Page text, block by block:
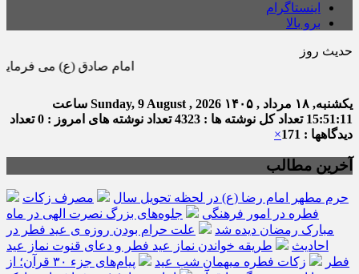
اینستاگرام
برو بالا
حدیث روز
امام صادق (ع) می فرماید : هر
یکشنبه, ۱۸ مرداد , ۱۴۰۵ Sunday, 9 August , 2026 ساعت
15:51:12 تعداد کل نوشته ها : 4323 تعداد نوشته های امروز : 0
تعداد
دیدگاهها : 171
×
آخرین مطالب
حرم مطهر امام رضا (ع) در لحظه تحویل سال
مصرف زکات
فطره در امور فرهنگی
جلوه‌های بزرگ نصرت الهی در ماه
مبارک رمضان دیده شد
علت حرام بودن روزه ی عید فطر در
احادیث
طریقه خواندن نماز عید فطر و دعای قنوت نماز عید
فطر
زکات فطره میهمانِ شب عید
پیام‌های جزء ۳۰ قرآن؛ از